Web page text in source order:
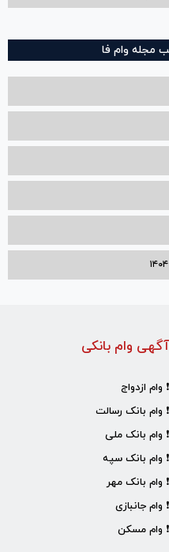
مجله وام فا
آگهی وام بانکی
❗ وام ازدواج
❗ وام بانک رسالت
❗ وام بانک ملی
❗ وام بانک سپه
❗ وام بانک مهر
❗ وام جانبازی
❗ وام مسکن